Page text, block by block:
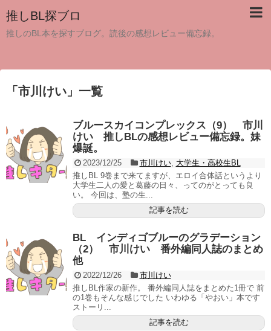
推しBL探ブロ
推しのBL本を探すブログ。読後の感想レビュー備忘録。
「 市川けい 」 一覧
ブルースカイコンプレックス（9） 市川
けい 推しBLの感想レビュー備忘録。妹
爆誕。
2023/12/25 市川けい, 大学生・高校生BL
推しBL 9巻まで来てますが、エロイ合体話というより
大学生二人の愛と葛藤の日々、ってのがとっても良
い。 今回は、塾の生...
記事を読む
BL インディゴブルーのグラデーション
（2） 市川けい 番外編同人誌のまとめ
他
2022/12/26
市川けい
推しBL作家の新作。 番外編同人誌をまとめた1冊で 前
の1巻もそんな感じでした いわゆる「やおい」本です
ストーリ...
記事を読む